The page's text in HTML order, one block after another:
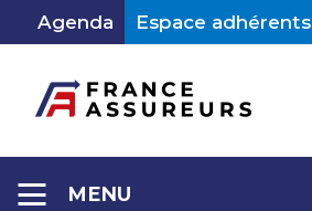
contenu
Agenda Espace adhérents
MENU